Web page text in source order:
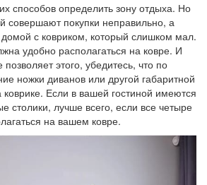
способов определить зону отдыха. Но
совершают покупки неправильно, а
с ковриком, который слишком мал.
удобно располагаться на ковре. И
этого, убедитесь, что по
ножки диванов или другой габаритной
Если в вашей гостиной имеются
столики, лучше всего, если все четыре
на вашем ковре.